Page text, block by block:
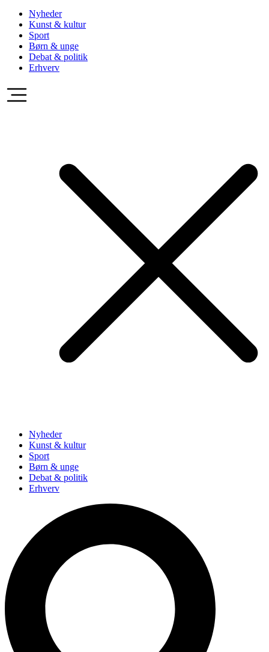
Nyheder
Kunst & kultur
Sport
Børn & unge
Debat & politik
Erhverv
Nyheder
Kunst & kultur
Sport
Børn & unge
Debat & politik
Erhverv